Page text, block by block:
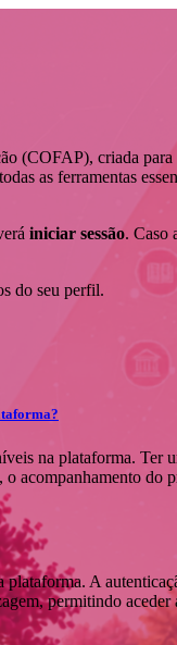
(COFAP), criada para
as ferramentas
iniciar sessão. Caso
do seu perfil.
na plataforma. Ter
acompanhamento do
A
permitindo aceder